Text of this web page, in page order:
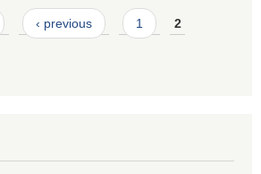
‹ previous 1 2